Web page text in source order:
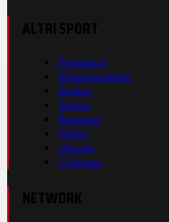
Formula 1
Motomondiale
Basket
Tennis
Running
Volley
eSports
Ciclismo